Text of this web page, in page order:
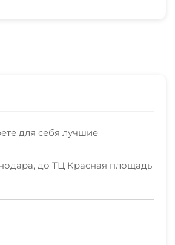
для себя лучшие
до ТЦ Красная площадь
кофейня и многое другое.